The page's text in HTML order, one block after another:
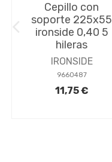
Cepillo con
soporte 225x55
ironside 0,40 5
hileras
IRONSIDE
9660487
11,75 €